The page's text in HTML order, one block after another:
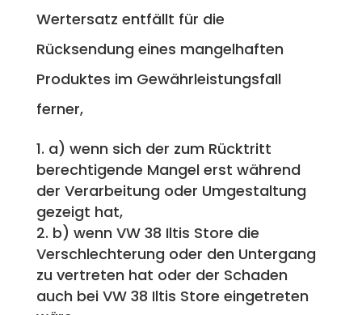
Wertersatz entfällt für die
Rücksendung eines mangelhaften
Produktes im Gewährleistungsfall
ferner,
a) wenn sich der zum Rücktritt
berechtigende Mangel erst während
der Verarbeitung oder Umgestaltung
gezeigt hat,
b) wenn VW 38 Iltis Store die
Verschlechterung oder den Untergang
zu vertreten hat oder der Schaden
auch bei VW 38 Iltis Store eingetreten